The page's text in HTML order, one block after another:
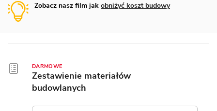
Zobacz nasz film jak obniżyć koszt budowy
DARMOWE
Zestawienie materiałów
budowlanych